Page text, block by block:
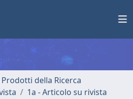
della Ricerca
1a - Articolo su rivista